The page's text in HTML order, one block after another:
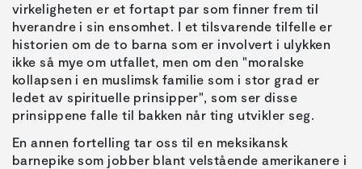
virkeligheten er et fortapt par som finner frem til
hverandre i sin ensomhet. I et tilsvarende tilfelle er
historien om de to barna som er involvert i ulykken
ikke så mye om utfallet, men om den "moralske
kollapsen i en muslimsk familie som i stor grad er
ledet av spirituelle prinsipper", som ser disse
prinsippene falle til bakken når ting utvikler seg.
En annen fortelling tar oss til en meksikansk
barnepike som jobber blant velstående amerikanere i